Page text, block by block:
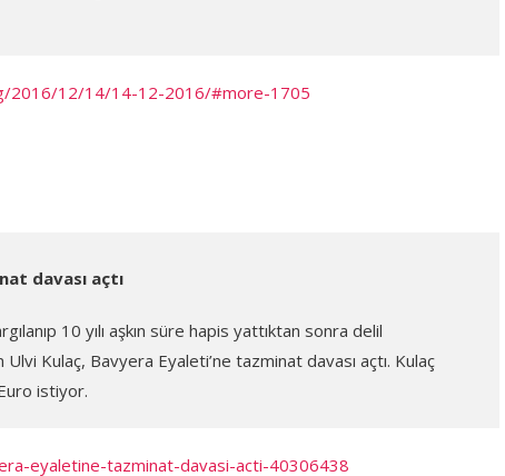
2016/12/14/14-12-2016/#more-1705
davası açtı
10 yılı aşkın süre hapis yattıktan sonra delil
Kulaç, Bavyera Eyaleti’ne tazminat davası açtı. Kulaç
istiyor.
eyaletine-tazminat-davasi-acti-40306438